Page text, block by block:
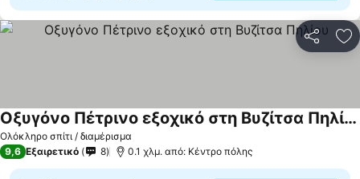
Ολόκληρο σπίτι / διαμέρισμα
Οξυγόνο Πέτρινο εξοχικό στη Βυζίτσα Πηλίου
9,6 Εξαιρετικό 8 0.1 χλμ. από: Κέντρο πόλης